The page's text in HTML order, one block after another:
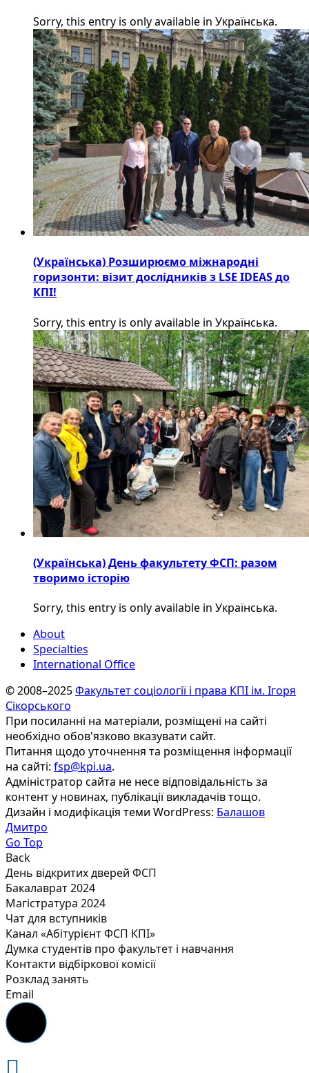
Sorry, this entry is only available in Українська.
(Українська) Розширюємо міжнародні
горизонти: візит дослідників з LSE IDEAS до
КПІ!
Sorry, this entry is only available in Українська.
(Українська) День факультету ФСП: разом
творимо історію
Sorry, this entry is only available in Українська.
About
Specialties
International Office
© 2008–2025Факультет соціології і права КПІ ім. Ігоря
Сікорського
При посиланні на матеріали, розміщені на сайті
необхідно обов'язково вказувати сайт.
Питання щодо уточнення та розміщення інформації
на сайті: fsp@kpi.ua.
Адміністратор сайта не несе відповідальність за
контент у новинах, публікації викладачів тощо.
Дизайн і модифікація теми WordPress: Балашов
Дмитро
Go Top
Back
День відкритих дверей ФСП
Бакалаврат 2024
Магістратура 2024
Чат для вступників
Канал «Абітурієнт ФСП КПІ»
Думка студентів про факультет і навчання
Контакти відбіркової комісії
Розклад занять
Email